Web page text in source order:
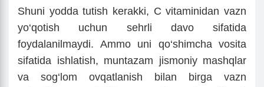
Shuni yodda tutish kerakki, C vitaminidan vazn
yo‘qotish uchun sehrli davo sifatida
foydalanilmaydi. Ammo uni qo‘shimcha vosita
sifatida ishlatish, muntazam jismoniy mashqlar
va sog‘lom ovqatlanish bilan birga vazn